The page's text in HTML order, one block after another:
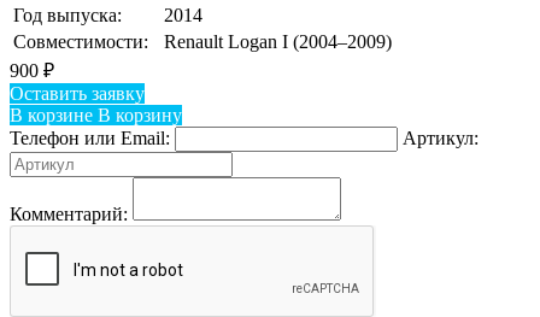
Год выпуска:
2014
Совместимости:
Renault Logan I (2004–2009)
900 ₽
Оставить заявку
В корзине В корзину
Телефон или Email:
Артикул:
Комментарий: